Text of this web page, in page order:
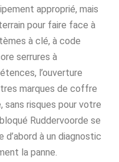
approprié, mais
pour faire face à
à clé, à code
serrures à
l’ouverture
marques de coffre
sans risques pour votre
Ruddervoorde se
à un diagnostic
la panne.